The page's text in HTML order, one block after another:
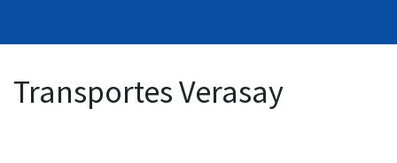
Transportes Verasay